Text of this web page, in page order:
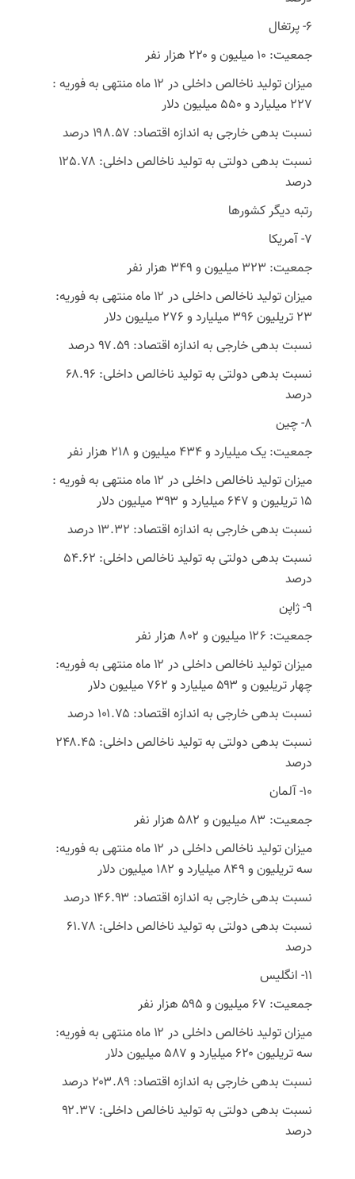
۶- پرتغال
جمعیت: ۱۰ میلیون و ۲۲۰ هزار نفر
میزان تولید ناخالص داخلی در ۱۲ ماه منتهی به فوریه :
۲۲۷ میلیارد و ۵۵۰ میلیون دلار
نسبت بدهی خارجی به اندازه اقتصاد: ۱۹۸.۵۷ درصد
نسبت بدهی دولتی به تولید ناخالص داخلی: ۱۲۵.۷۸
درصد
رتبه دیگر کشورها
7- آمریکا
جمعیت: ۳۲۳ میلیون و ۳۴۹ هزار نفر
میزان تولید ناخالص داخلی در ۱۲ ماه منتهی به فوریه:
۲۳ تریلیون ۳۹۶ میلیارد و ۲۷۶ میلیون دلار
نسبت بدهی خارجی به اندازه اقتصاد: ۹۷.۵۹ درصد
نسبت بدهی دولتی به تولید ناخالص داخلی: ۶۸.۹۶
درصد
8- چین
جمعیت: یک میلیارد و ۴۳۴ میلیون و ۲۱۸ هزار نفر
میزان تولید ناخالص داخلی در ۱۲ ماه منتهی به فوریه :
۱۵ تریلیون و ۶۴۷ میلیارد و ۳۹۳ میلیون دلار
نسبت بدهی خارجی به اندازه اقتصاد: ۱۳.۳۲ درصد
نسبت بدهی دولتی به تولید ناخالص داخلی: ۵۴.۶۲
درصد
9- ژاپن
جمعیت: ۱۲۶ میلیون و ۸۰۲ هزار نفر
میزان تولید ناخالص داخلی در ۱۲ ماه منتهی به فوریه:
چهار تریلیون و ۵۹۳ میلیارد و ۷۶۲ میلیون دلار
نسبت بدهی خارجی به اندازه اقتصاد: ۱۰۱.۷۵ درصد
نسبت بدهی دولتی به تولید ناخالص داخلی: ۲۴۸.۴۵
درصد
10- آلمان
جمعیت: ۸۳ میلیون و ۵۸۲ هزار نفر
میزان تولید ناخالص داخلی در ۱۲ ماه منتهی به فوریه:
سه تریلیون و ۸۴۹ میلیارد و ۱۸۲ میلیون دلار
نسبت بدهی خارجی به اندازه اقتصاد: ۱۴۶.۹۳ درصد
نسبت بدهی دولتی به تولید ناخالص داخلی: ۶۱.۷۸
درصد
11- انگلیس
جمعیت: ۶۷ میلیون و ۵۹۵ هزار نفر
میزان تولید ناخالص داخلی در ۱۲ ماه منتهی به فوریه:
سه تریلیون ۶۲۰ میلیارد و ۵۸۷ میلیون دلار
نسبت بدهی خارجی به اندازه اقتصاد: ۲۰۳.۸۹ درصد
نسبت بدهی دولتی به تولید ناخالص داخلی: ۹۲.۳۷
درصد